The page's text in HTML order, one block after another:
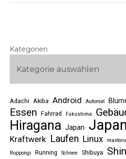
Kategorien
Adachi Akiba Android Automat
Essen Fahrrad Fukushima
Hiragana Japan
Kraftwerk Laufen Linux
Roppongi
Running Schnee Shibuya